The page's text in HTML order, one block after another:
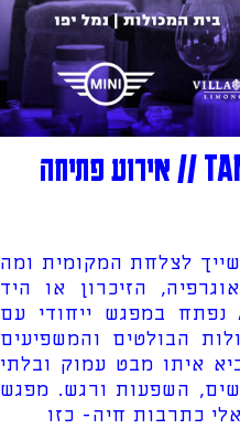
TAMBOUR X ABOUT US #15 // אירוע פתיחה
לצלחת המקומית ומה
הזיכרון או היד
שמבשלת? יריד ABOUT US נפתח במפגש ייחודי עם
הבולטים והמשפיעים
איתו מבט עמוק ובלתי
השפעות ורגש. מפגש
כתרבות חיה- כזו